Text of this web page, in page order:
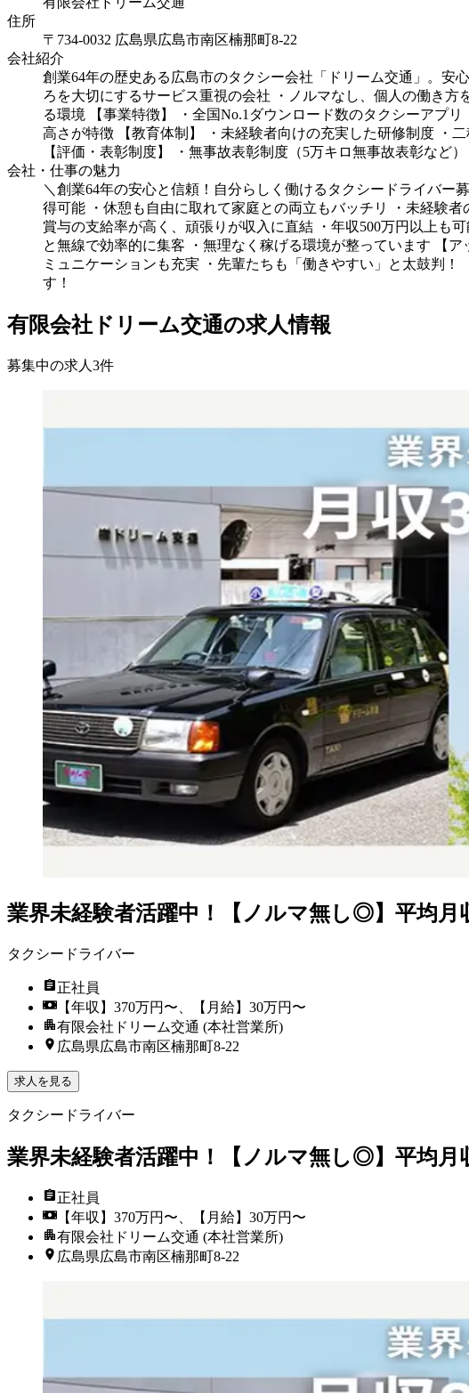
住所
〒734-0032 広島県広島市南区楠那町8-22
会社紹介
創業64年の歴史ある広島市のタクシー会社「ドリーム交通」。安
ろを大切にするサービス重視の会社 ・ノルマなし、個人の働き
る環境 【事業特徴】 ・全国No.1ダウンロード数のタクシーアプ
高さが特徴 【教育体制】 ・未経験者向けの充実した研修制度 ・
【評価・表彰制度】 ・無事故表彰制度（5万キロ無事故表彰など
会社・仕事の魅力
＼創業64年の安心と信頼！自分らしく働けるタクシードライバ
得可能 ・休憩も自由に取れて家庭との両立もバッチリ ・未経験
賞与の支給率が高く、頑張りが収入に直結 ・年収500万円以上も
と無線で効率的に集客 ・無理なく稼げる環境が整っています 【
ミュニケーションも充実 ・先輩たちも「働きやすい」と太鼓判
す！
有限会社ドリーム交通の求人情報
募集中の求人 3件
業界未経験者活躍中！【ノルマ無し◎】平均
タクシードライバー
正社員
【年収】370万円〜、【月給】30万円〜
有限会社ドリーム交通 (本社営業所)
広島県広島市南区楠那町8-22
求人を見る
タクシードライバー
業界未経験者活躍中！【ノルマ無し◎】平均
正社員
【年収】370万円〜、【月給】30万円〜
有限会社ドリーム交通 (本社営業所)
広島県広島市南区楠那町8-22